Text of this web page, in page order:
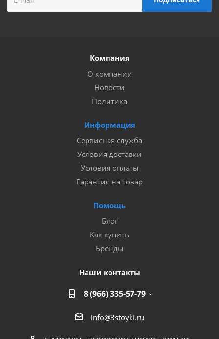
Компания
О компании
Новости
Политика
Информация
Сервисная служба
Условия доставки
Условия оплаты
Гарантия на товар
Помощь
Блог
Как купить
Бренды
Наши контакты
8 (966) 335-57-79
info@3stoyki.ru